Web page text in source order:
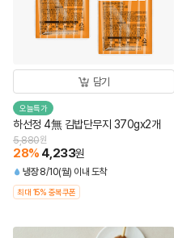
담기
오늘특가
하선정 4無 김밥단무지 370gx2개
5,880원
28% 4,233원
냉장 8/10(월) 이내 도착
최대 15% 중복쿠폰